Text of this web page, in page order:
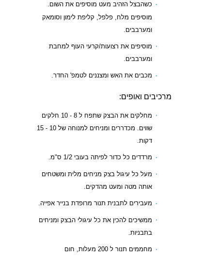
כשהבצל הזהיב מעט מוסיפים את השום.
מוסיפים מלח, פלפל, קליפת לימון וסומאק
ומערבבים.
מוסיפים את רצועות/קרעי העוף למחבת
ומערבבים.
מכבים את האש ומצננים לטמפ' החדר.
מרכיבים ואופים:
מחלקים את הבצק שתפח ל 8 - 10 חלקים
שווים. מכדררים ומניחים למנוחה של 10 - 15
דקות.
מרדדים כל כדור לפיתה בעובי 1/2 ס"מ.
מעל כל עיגול בצק מניחים מלית ומשטחים
אותה מטה ומעט מהדקים.
מעבירים לתבנית תנור מרופדת בנייר אפייה.
ממשיכים להכין את כל עיגולי הבצק ומניחים
בתבניות.
מחממים תנור ל 200 מעלות, חום